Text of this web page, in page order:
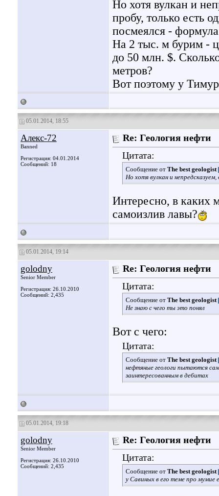
Но хотя вулкан и
пробу, только есть
посмеялся -
На 2 тыс. м бурим -
до 50 млн. $.
метров?
Вот поэтому у
05.01.2014, 18:55
Алекс-72
Banned
Регистрация: 04.01.2014
Сообщений: 18
Re: Геология нефти
Цитата:
Сообщение от The best geologist
Но хотя вулкан и
Интересно, в каких
самоизлив лавы?
05.01.2014, 19:14
golodny
Senior Member
Регистрация: 26.10.2010
Сообщений: 2,435
Re: Геология нефти
Цитата:
Сообщение от The best geologist
Не знаю с чего ты это понял
Вот с чего:
Цитата:
Сообщение от The best geologist
нефтяные геологи пытаются
заинтересованным в дебитах
05.01.2014, 19:18
golodny
Senior Member
Регистрация: 26.10.2010
Сообщений: 2,435
Re: Геология нефти
Цитата:
Сообщение от The best geologist
у Савиных в его теме про мумие